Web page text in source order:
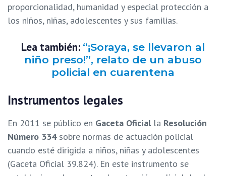
proporcionalidad, humanidad y especial protección a
los niños, niñas, adolescentes y sus familias.
Lea también: “¡Soraya, se llevaron al
niño preso!”, relato de un abuso
policial en cuarentena
Instrumentos legales
En 2011 se público en Gaceta Oficial la Resolución
Número 334sobre normas de actuación policial
cuando esté dirigida a niños, niñas y adolescentes
(Gaceta Oficial 39.824). En este instrumento se